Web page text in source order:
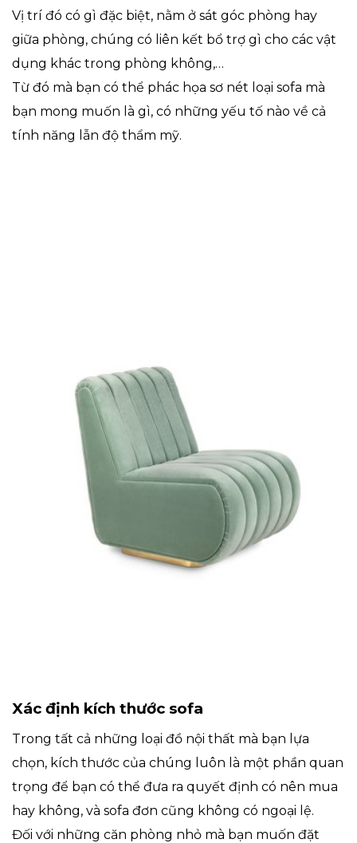
Vị trí đó có gì đặc biệt, nằm ở sát góc phòng hay
giữa phòng, chúng có liên kết bổ trợ gì cho các vật
dụng khác trong phòng không,…
Từ đó mà bạn có thể phác họa sơ nét loại sofa mà
bạn mong muốn là gì, có những yếu tố nào về cả
tính năng lẫn độ thẩm mỹ.
Xác định kích thước sofa
Trong tất cả những loại đồ nội thất mà bạn lựa
chọn, kích thước của chúng luôn là một phần quan
trọng để bạn có thể đưa ra quyết định có nên mua
hay không, và sofa đơn cũng không có ngoại lệ.
Đối với những căn phòng nhỏ mà bạn muốn đặt